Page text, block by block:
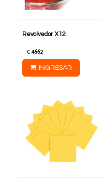
Revolvedor X12
C 4662
INGRESAR